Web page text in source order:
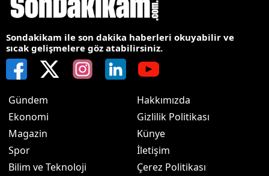
Sondakikam ile son dakika haberleri okuyabilir ve
sıcak gelişmelere göz atabilirsiniz.
Gündem
Ekonomi
Magazin
Spor
Bilim ve Teknoloji
Hakkımızda
Gizlilik Politikası
Künye
İletişim
Çerez Politikası